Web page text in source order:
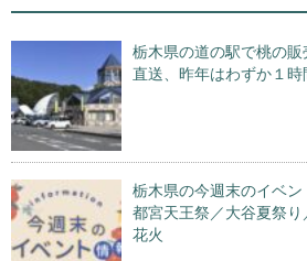
栃木県の道の駅で桃の
直送、昨年はわずか１時
栃木県の今週末のイベ
都宮天王祭／大谷夏祭
花火